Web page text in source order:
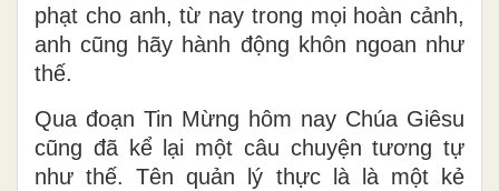
phạt cho anh, từ nay trong mọi hoàn cảnh,
anh cũng hãy hành động khôn ngoan như
thế.
Qua đoạn Tin Mừng hôm nay Chúa Giêsu
cũng đã kể lại một câu chuyện tương tự
như thế. Tên quản lý thực là là một kẻ